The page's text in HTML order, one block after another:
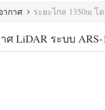
ากาศ ระยะไกล 1350m
ศ LiDAR ระบบ